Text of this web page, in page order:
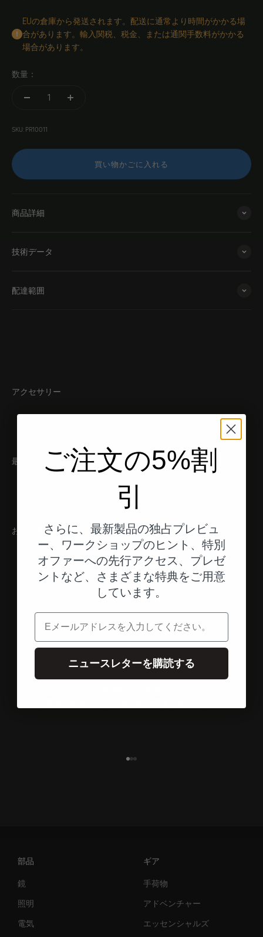
EUの倉庫から発送されます。配送に通常より時間がかかる場
合があります。輸入関税、税金、または通関手数料がかかる
場合があります。
数量：
SKU: PR10011
買い物かごに入れる
商品詳細
技術データ
配達範囲
アクセサリー
最適なツール
おすすめ
部品
鏡
照明
電気
ギア
手荷物
アドベンチャー
エッセンシャルズ
ご注文の5%割
引
さらに、最新製品の独占プレビュ
ー、ワークショップのヒント、特別
オファーへの先行アクセス、プレゼ
ントなど、さまざまな特典をご用意
しています。
電子メール
ニュースレターを購読する